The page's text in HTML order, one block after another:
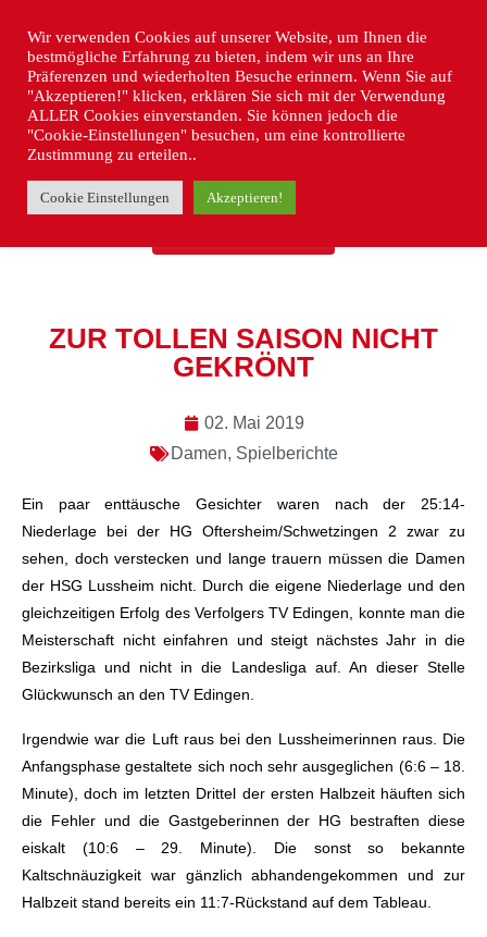
ZUR TOLLEN SAISON NICHT
GEKRÖNT
02. Mai 2019
Damen, Spielberichte
Ein paar enttäusche Gesichter waren nach der 25:14-
Niederlage bei der HG Oftersheim/Schwetzingen 2 zwar zu
sehen, doch verstecken und lange trauern müssen die Damen
der HSG Lussheim nicht. Durch die eigene Niederlage und den
gleichzeitigen Erfolg des Verfolgers TV Edingen, konnte man die
Meisterschaft nicht einfahren und steigt nächstes Jahr in die
Bezirksliga und nicht in die Landesliga auf. An dieser Stelle
Glückwunsch an den TV Edingen.
Irgendwie war die Luft raus bei den Lussheimerinnen raus. Die
Anfangsphase gestaltete sich noch sehr ausgeglichen (6:6 – 18.
Minute), doch im letzten Drittel der ersten Halbzeit häuften sich
die Fehler und die Gastgeberinnen der HG bestraften diese
eiskalt (10:6 – 29. Minute). Die sonst so bekannte
Kaltschnäuzigkeit war gänzlich abhandengekommen und zur
Halbzeit stand bereits ein 11:7-Rückstand auf dem Tableau.
Wir verwenden Cookies auf unserer Website, um Ihnen die
bestmögliche Erfahrung zu bieten, indem wir uns an Ihre
Präferenzen und wiederholten Besuche erinnern. Wenn Sie auf
"Akzeptieren!" klicken, erklären Sie sich mit der Verwendung
ALLER Cookies einverstanden. Sie können jedoch die
"Cookie-Einstellungen" besuchen, um eine kontrollierte
Zustimmung zu erteilen..
Cookie Einstellungen Akzeptieren!